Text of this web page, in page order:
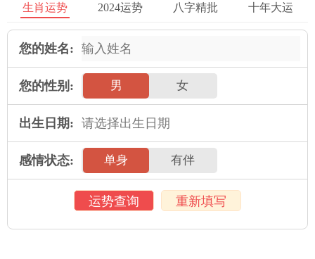
和健康的饮食习惯，以及经常和亲朋好友交流，维护良好的人际
关系。
属马的人在43岁时可以寻求神明或者专业人士的帮助来祈求祝福
生活和事业带来好运和积极的结果。
属马的人在43岁时需要注重身体健康、财务管理以及职业规划。
同时，可以通过改变自己的思维方式和行为习惯来破解可能遇到
的一些灾难，达到转运的目的。
180个汉字点评：本文围绕属马43岁时所需要注意的身体健康、
生肖运势 2024运势 八字精批 十年大运
您的姓名:
您的性别: 男 女
出生日期:
感情状态: 单身 有伴
运势查询 重新填写